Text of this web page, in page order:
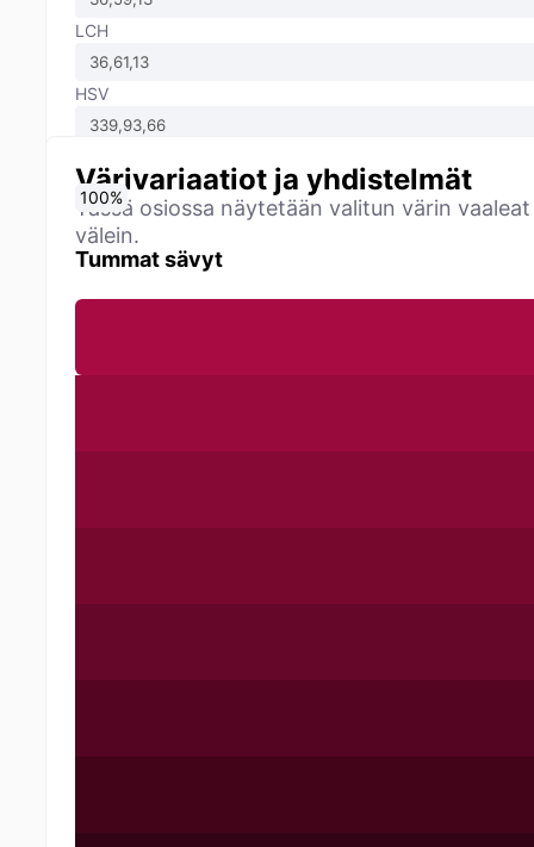
LCH
HSV
Värivariaatiot ja yhdistelmät
Tässä osiossa näytetään valitun värin
välein.
Tummat sävyt
0%
10%
20%
30%
40%
50%
60%
70%
80%
90%
100%